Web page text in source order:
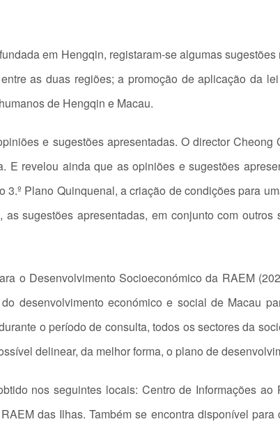
em Hengqin, registaram-se algumas
as duas regiões; a promoção de aplicação da
de Hengqin e Macau.
e sugestões apresentadas. O director
revelou ainda que as opiniões e sugestões
Plano Quinquenal, a criação de condições para
sugestões apresentadas, em conjunto com
o Desenvolvimento Socioeconómico da RAEM
desenvolvimento económico e social de Macau
o período de consulta, todos os sectores da
delinear, da melhor forma, o plano de
nos seguintes locais: Centro de Informações
das Ilhas. Também se encontra disponível